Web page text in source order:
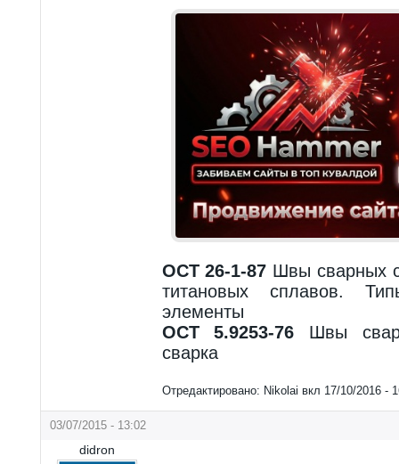
ОСТ 26-1-87 Швы сварных
титановых сплавов.
элементы
ОСТ 5.9253-76 Швы
сварка
Отредактировано: Nikolai вкл 17/10/2016 -
03/07/2015 - 13:02
didron